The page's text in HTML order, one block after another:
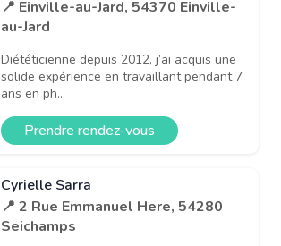
📍 Einville-au-Jard, 54370 Einville-
au-Jard
Diététicienne depuis 2012, j’ai acquis une
solide expérience en travaillant pendant 7
ans en ph...
Prendre rendez-vous
Cyrielle Sarra
📍 2 Rue Emmanuel Here, 54280
Seichamps